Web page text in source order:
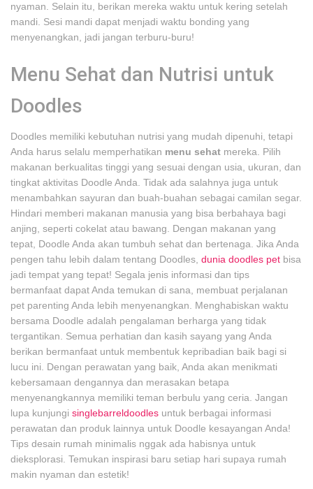
nyaman. Selain itu, berikan mereka waktu untuk kering setelah
mandi. Sesi mandi dapat menjadi waktu bonding yang
menyenangkan, jadi jangan terburu-buru!
Menu Sehat dan Nutrisi untuk
Doodles
Doodles memiliki kebutuhan nutrisi yang mudah dipenuhi, tetapi
Anda harus selalu memperhatikan menu sehat mereka. Pilih
makanan berkualitas tinggi yang sesuai dengan usia, ukuran, dan
tingkat aktivitas Doodle Anda. Tidak ada salahnya juga untuk
menambahkan sayuran dan buah-buahan sebagai camilan segar.
Hindari memberi makanan manusia yang bisa berbahaya bagi
anjing, seperti cokelat atau bawang. Dengan makanan yang
tepat, Doodle Anda akan tumbuh sehat dan bertenaga. Jika Anda
pengen tahu lebih dalam tentang Doodles, dunia doodles pet bisa
jadi tempat yang tepat! Segala jenis informasi dan tips
bermanfaat dapat Anda temukan di sana, membuat perjalanan
pet parenting Anda lebih menyenangkan. Menghabiskan waktu
bersama Doodle adalah pengalaman berharga yang tidak
tergantikan. Semua perhatian dan kasih sayang yang Anda
berikan bermanfaat untuk membentuk kepribadian baik bagi si
lucu ini. Dengan perawatan yang baik, Anda akan menikmati
kebersamaan dengannya dan merasakan betapa
menyenangkannya memiliki teman berbulu yang ceria. Jangan
lupa kunjungi singlebarreldoodles untuk berbagai informasi
perawatan dan produk lainnya untuk Doodle kesayangan Anda!
Tips desain rumah minimalis nggak ada habisnya untuk
dieksplorasi. Temukan inspirasi baru setiap hari supaya rumah
makin nyaman dan estetik!